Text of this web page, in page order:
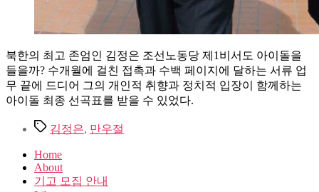
북한의 최고 존엄인 김정은 조선노동당 제1비서도 아이돌을
들을까? 수개월에 걸친 접촉과 수백 페이지에 달하는 서류 업
무 끝에 드디어 그의 개인적 취향과 정치적 입장이 함께하는
아이돌 최종 선곡표를 받을 수 있었다.
Tags김정은, 만우절
Home
About
기고 모집 안내